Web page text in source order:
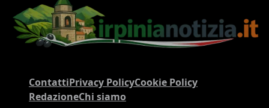
ContattiPrivacy PolicyCookie Policy
RedazioneChi siamo